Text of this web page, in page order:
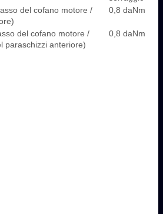
del cofano motore /
0,8 daNm
del cofano motore /
paraschizzi anteriore)
0,8 daNm